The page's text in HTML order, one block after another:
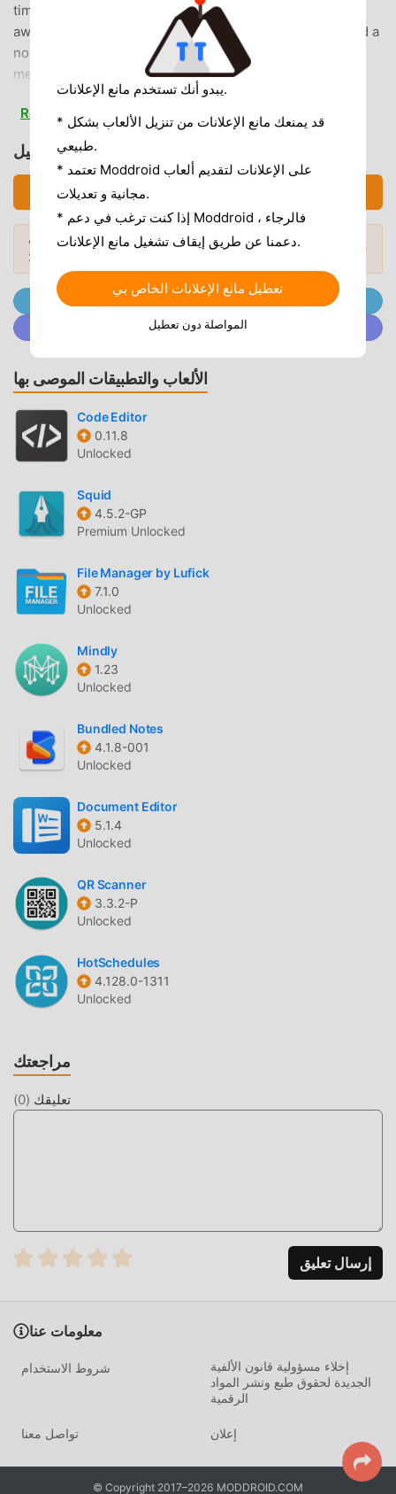
timing without marking the message as read right
away.Review deleted message notificationsIf Norg saved a
notification before the sender deleted the original
message, you may still be able to review that notification
later. Only notifications received after you install Norg can
be saved.Manage important alertsChoose which apps stay
visible, which notifications move to history, and which
ones should be skipped. Keep important alerts easy to find
and reduce clutter in your notification shade.Notification
content stays on your deviceYour notification content and
notification history are managed on your device with local
storage. Notification content is not collected, helping you
use Norg with more confidence when handling messages
and alerts.Key features・Automatic notification history・
Searchable notification log・Private message preview・
Deleted message notification review・App filters and
important alerts・Home screen widgets・Export / import
for device changesFree and PremiumIn the free version,
you can view notifications from the last 3 days. Premium
unlocks access to older saved notifications, ad removal,
pinned notifications, bulk read actions, and full-feature
widgets.Recommended for・People who often miss
read receipts・People who want to check deleted
message notifications later・People who want a cleaner,
more searchable notification managerRequired
save and organize notifications. You can manage this
permission from Android settings.Install Norg to keep a
pressure, and stay in control of important alerts.
Norg باعتباره تطبيقًا شائعًا جدًا productivity مؤخرًا ، فقد جذب
عددًا كبيرًا من المستخدمين الذين يحبون productivity في جميع
أنحاء العالم. إذا كنت ترغب في تنزيل هذا التطبيق ، فإن moddroid
1.7.3 مجانًا ، ولكنه يوفر أيضًا تعديلات Free مجانًا لمساعدتك في فتح
جميع ميزات التطبيق مجانا. يعد moddroid بأن جميع تعديلات Norg
لن تفرض على المستخدمين أي رسوم ، وهي آمنة 100٪ ومتاحة
وتثبيت Norg 1.7.3 بنقرة واحدة. ماذا تنتظر ، قم بتنزيل moddroid
Norg باعتباره تطبيقًا شائعًا productivity ، جذبت وظائفه القوية
عددًا كبيرًا من المستخدمين. مقارنةً بالتطبيقات التقليدية
عليك سوى تنزيل وتثبيت Norg 1.7.3 ، يمكنك بسهولة تجربة جميع
الوظائف ، وهي مجانية تمامًا! بالإضافة إلى ذلك ، يدعم moddroid
أيضًا تطبيق productivity للمعجبين لتبادل الخبرات مع بعضهم
البعض ، ومشاركة السعادة التي يواجهونها في التطبيق ، ما الذي
انNorg 1.7.3 مجاني تمامًا ، ولكنه يرفق أيضًا إصدار التعديل ، مما
يوفر لك وظائف Free مجانًا ، يمكنك تجربة أعلى مستوى من
ومتاحة بنسبة 100٪. الآن ، ما عليك سوى تنزيل moddroid إلى
واحدة ، ثم استمتع بالراحة التي يوفرها Norg!
ويمكنك تنزيل الإصدار المجاني مباشرة Norg 1.7.3 في حزمة تثبيت
Read more
تحميل Norg (MOD, Unlocked)
هل تريد المزيد؟ تصفح
أشهر تطبيقات Mod APK
المودات الشائعة →
انضم إلى @ MODDROID.CO على قناة Telegram
الألعاب والتطبيقات الموصى بها
Code Editor
0.11.8
Unlocked
Squid
4.5.2-GP
Premium Unlocked
File Manager by Lufick
7.1.0
Unlocked
Mindly
1.23
Unlocked
Bundled Notes
4.1.8-001
Unlocked
Document Editor
5.1.4
Unlocked
QR Scanner
3.3.2-P
Unlocked
HotSchedules
4.128.0-1311
Unlocked
مراجعتك
تعليقك (
0
)
إرسال تعليق
معلومات عنا
شروط الاستخدام
إخلاء مسؤولية قانون الألفية
الجديدة لحقوق طبع ونشر المواد
الرقمية
تواصل معنا إعلان
© Copyright 2017–2026 MODDROID.COM
يبدو أنك تستخدم مانع الإعلانات.
* قد يمنعك مانع الإعلانات من تنزيل الألعاب بشكل
طبيعي.
* تعتمد Moddroid على الإعلانات لتقديم ألعاب
مجانية و تعديلات.
* إذا كنت ترغب في دعم Moddroid ، فالرجاء
دعمنا عن طريق إيقاف تشغيل مانع الإعلانات.
تعطيل مانع الإعلانات الخاص بي
المواصلة دون تعطيل